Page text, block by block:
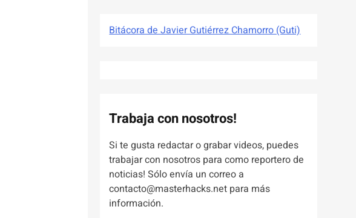
Bitácora de Javier Gutiérrez Chamorro (Guti)
Trabaja con nosotros!
Si te gusta redactar o grabar videos, puedes
trabajar con nosotros para como reportero de
noticias! Sólo envía un correo a
contacto@masterhacks.net para más
información.